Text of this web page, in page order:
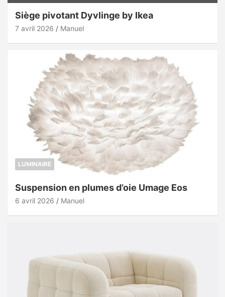
Siège pivotant Dyvlinge by Ikea
7 avril 2026 Manuel
LUMINAIRE
Suspension en plumes d’oie Umage Eos
6 avril 2026 Manuel